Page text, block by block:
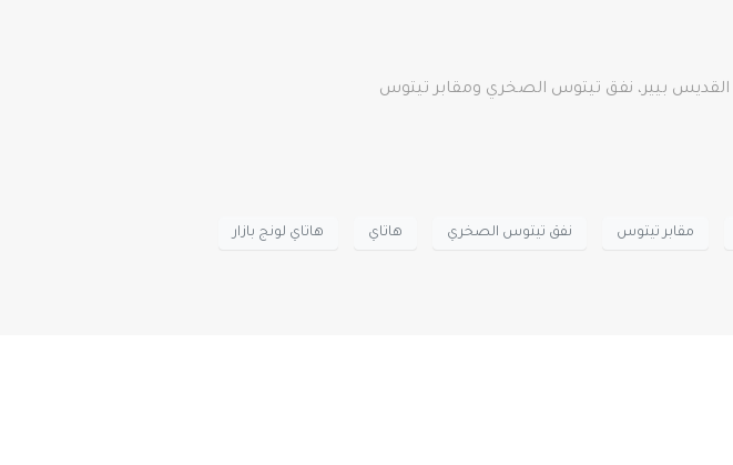
مقابر تيتوس نفق تيتوس الصخري هاتاي هاتاي لونج بازار